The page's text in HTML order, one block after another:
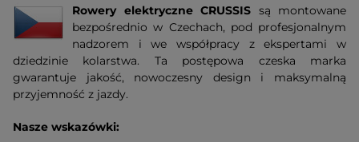
Rowery elektryczne CRUSSIS są montowane
bezpośrednio w Czechach, pod profesjonalnym
nadzorem i we współpracy z ekspertami w
dziedzinie kolarstwa. Ta postępowa czeska marka
gwarantuje jakość, nowoczesny design i maksymalną
przyjemność z jazdy.
Nasze wskazówki: